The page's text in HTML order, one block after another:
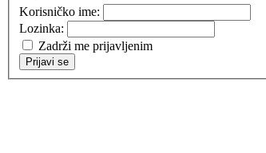
Korisničko ime:
Lozinka:
Zadrži me prijavljenim
Prijavi se